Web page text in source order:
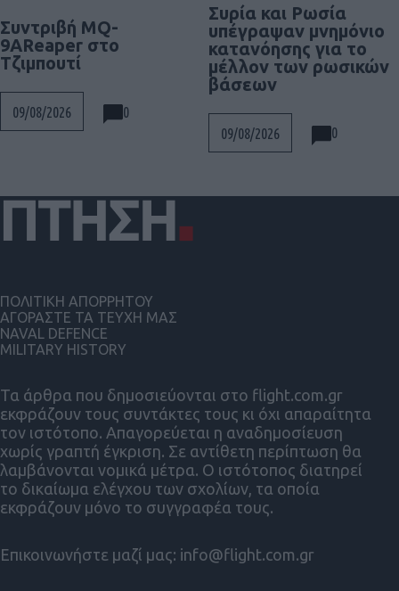
Συντριβή MQ-
9AReaper στο
Τζιμπουτί
09/08/2026 0
Συρία και Ρωσία
υπέγραψαν μνημόνιο
κατανόησης για το
μέλλον των ρωσικών
βάσεων
09/08/2026 0
Τα άρθρα που δημοσιεύονται στο flight.com.gr
εκφράζουν τους συντάκτες τους κι όχι απαραίτητα
τον ιστότοπο. Απαγορεύεται η αναδημοσίευση
χωρίς γραπτή έγκριση. Σε αντίθετη περίπτωση θα
λαμβάνονται νομικά μέτρα. Ο ιστότοπος διατηρεί
το δικαίωμα ελέγχου των σχολίων, τα οποία
εκφράζουν μόνο το συγγραφέα τους.
Επικοινωνήστε μαζί μας: info@flight.com.gr
ΠΟΛΙΤΙΚΗ ΑΠΟΡΡΗΤΟΥ
ΑΓΟΡΑΣΤΕ ΤΑ ΤΕΥΧΗ ΜΑΣ
NAVAL DEFENCE
MILITARY HISTORY